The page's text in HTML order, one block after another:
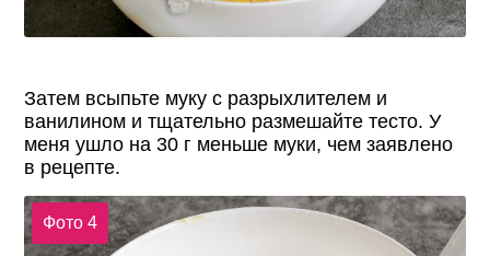
Затем всыпьте муку с разрыхлителем и
ванилином и тщательно размешайте тесто. У
меня ушло на 30 г меньше муки, чем заявлено
в рецепте.
Фото 4